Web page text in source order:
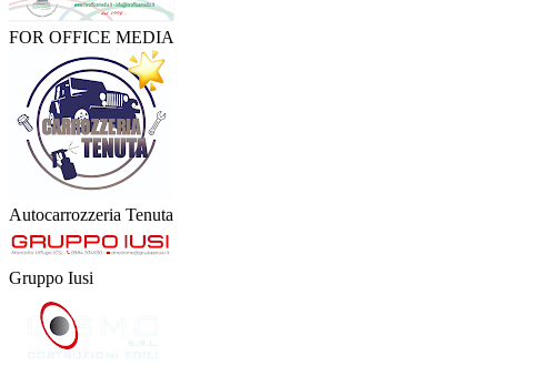
FOR OFFICE MEDIA
Autocarrozzeria Tenuta
Gruppo Iusi